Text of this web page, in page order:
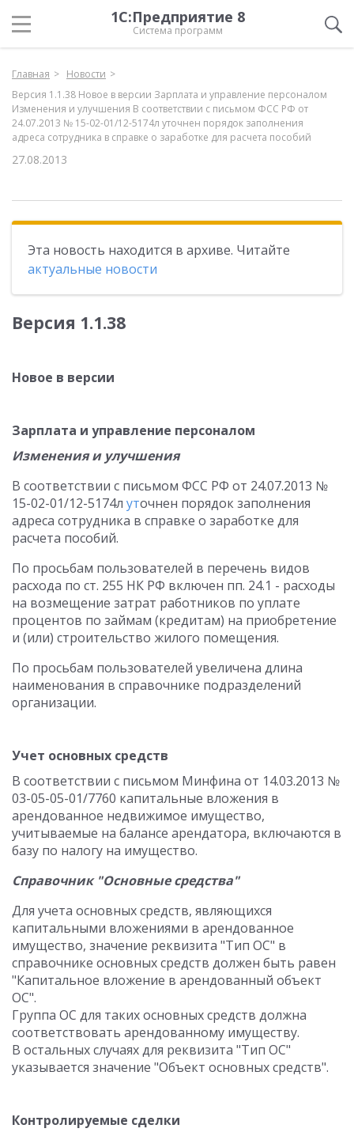
1С:Предприятие 8
Система программ
Главная
Новости
Версия 1.1.38 Новое в версии Зарплата и управление персоналом
Изменения и улучшения В соответствии с письмом ФСС РФ от
24.07.2013 № 15-02-01/12-5174л уточнен порядок заполнения
адреса сотрудника в справке о заработке для расчета пособий
27.08.2013
Эта новость находится в архиве. Читайте
актуальные новости
Версия 1.1.38
Новое в версии
Зарплата и управление персоналом
Изменения и улучшения
В соответствии с письмом ФСС РФ от 24.07.2013 №
15-02-01/12-5174л уточнен порядок заполнения
адреса сотрудника в справке о заработке для
расчета пособий.
По просьбам пользователей в перечень видов
расхода по ст. 255 НК РФ включен пп. 24.1 - расходы
на возмещение затрат работников по уплате
процентов по займам (кредитам) на приобретение
и (или) строительство жилого помещения.
По просьбам пользователей увеличена длина
наименования в справочнике подразделений
организации.
Учет основных средств
В соответствии с письмом Минфина от 14.03.2013 №
03-05-05-01/7760 капитальные вложения в
арендованное недвижимое имущество,
учитываемые на балансе арендатора, включаются в
базу по налогу на имущество.
Справочник "Основные средства"
Для учета основных средств, являющихся
капитальными вложениями в арендованное
имущество, значение реквизита "Тип ОС" в
справочнике основных средств должен быть равен
"Капитальное вложение в арендованный объект
ОС".
Группа ОС для таких основных средств должна
соответствовать арендованному имуществу.
В остальных случаях для реквизита "Тип ОС"
указывается значение "Объект основных средств".
Контролируемые сделки